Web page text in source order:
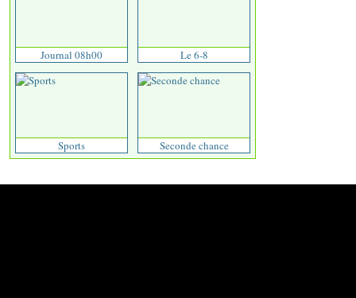
Journal 08h00 Le 6-8
Sports Seconde chance